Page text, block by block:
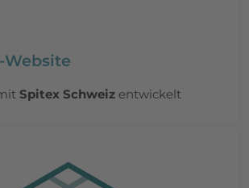
Website
Spitex Schweiz entwickelt